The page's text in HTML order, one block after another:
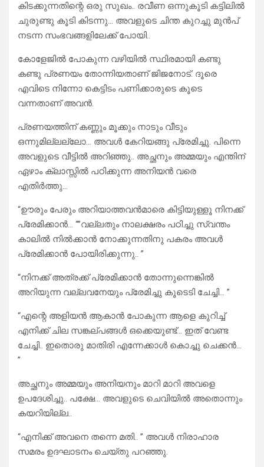
കിടക്കുന്നതിന്റെ ഒരു സുഖം.. രവീണ ഒന്നുകൂടി കട്ടിലിൽ
ചുരുണ്ടു കൂടി കിടന്നു… അവളുടെ ചിന്ത കുറച്ചു മുൻപ്
നടന്ന സംഭവങ്ങളിലേക്ക് പോയി..
കോളേജിൽ പോകുന്ന വഴിയിൽ സ്ഥിരമായി കണ്ടു
കണ്ടു പ്രണയം തോന്നിയതാണ് ജിജനോട്. ദൂരെ
എവിടെ നിന്നോ കെട്ടിടം പണിക്കാരുടെ കൂടെ
വന്നതാണ് അവൻ.
പ്രണയത്തിന് കണ്ണും മൂക്കും നാടും വീടും
ഒന്നുമില്ലല്ലോ… അവൾ കേറിയങ്ങു പ്രേമിച്ചു. പിന്നെ
അവളുടെ വീട്ടിൽ അറിഞ്ഞു.. അച്ഛനും അമ്മയും എന്തിന്
ഏഴാം ക്ലാസ്സിൽ പഠിക്കുന്ന അനിയൻ വരെ
എതിർത്തു…
“ഊരും പേരും അറിയാത്തവൻമാരെ കിട്ടിയുള്ളൂ നിനക്ക്
പ്രേമിക്കാൻ… “”വല്ലതും നാലക്ഷരം പഠിച്ചു സ്വന്തം
കാലിൽ നിൽക്കാൻ നോക്കുന്നതിനു പകരം അവൾ
പ്രേമിക്കാൻ പോയിരിക്കുന്നു.. ”
“നിനക്ക് അത്രക്ക് പ്രേമിക്കാൻ തോന്നുന്നെങ്കിൽ
അറിയുന്ന വല്ലവനേയും പ്രേമിച്ചു കൂടെടി ചേച്ചി… ”
“എന്റെ അളിയൻ ആകാൻ പോകുന്ന ആളെ കുറിച്ച്
എനിക്ക് ചില സങ്കല്പങ്ങൾ ഒക്കെയുണ്ട്… ഇത് വേണ്ട
ചേച്ചി.. ഇതൊരു മാതിരി എന്നേക്കാൾ കൊച്ചു ചെക്കൻ…
”
അച്ഛനും അമ്മയും അനിയനും മാറി മാറി അവളെ
ഉപദേശിച്ചു.. പക്ഷേ… അവളുടെ ചെവിയിൽ അതൊന്നും
കയറിയില്ല..
“എനിക്ക് അവനെ തന്നെ മതി.. ” അവൾ നിരാഹാര
സമരം ഉദഘാടനം ചെയ്തു പറഞ്ഞു.